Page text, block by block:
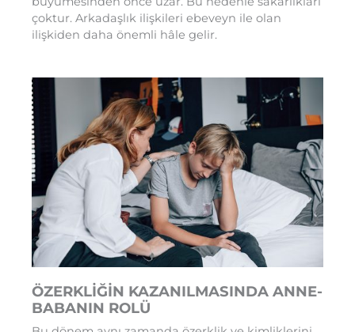
çoktur. Arkadaşlık ilişkileri ebeveyn ile olan
ilişkiden daha önemli hâle gelir.
ÖZERKLİĞİN KAZANILMASINDA ANNE-
BABANIN ROLÜ